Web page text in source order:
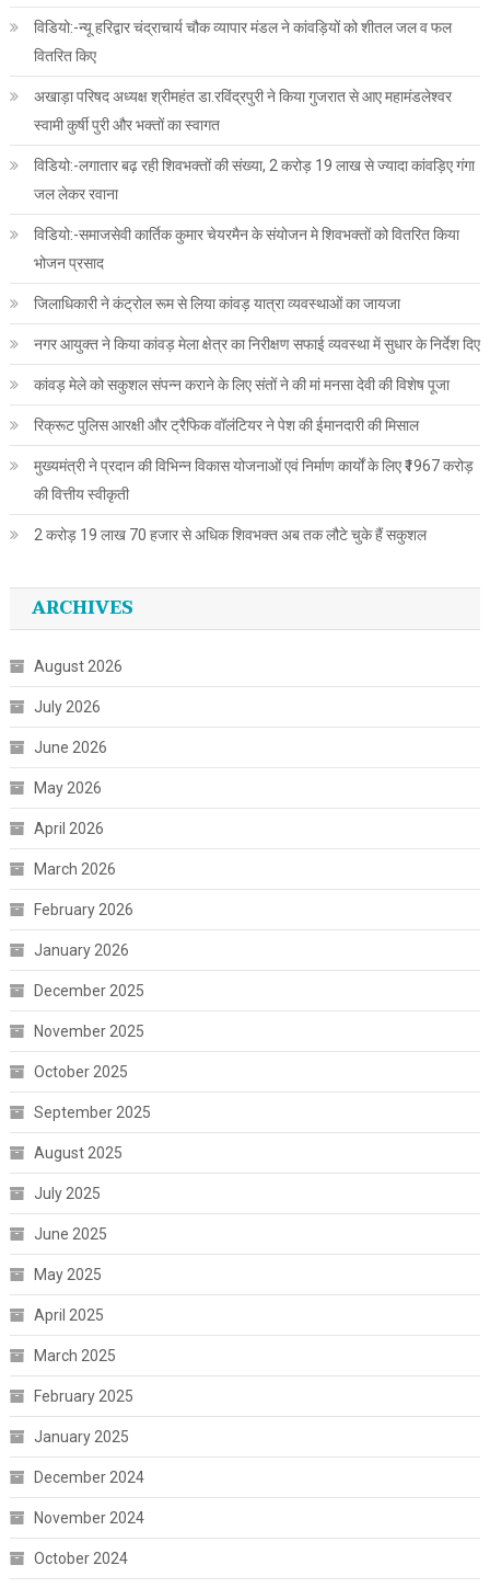
विडियो:-न्यू हरिद्वार चंद्राचार्य चौक व्यापार मंडल ने कांवड़ियों को शीतल जल व फल
वितरित किए
अखाड़ा परिषद अध्यक्ष श्रीमहंत डा.रविंद्रपुरी ने किया गुजरात से आए महामंडलेश्वर
स्वामी कुर्षी पुरी और भक्तों का स्वागत
विडियो:-लगातार बढ़ रही शिवभक्तों की संख्या, 2 करोड़ 19 लाख से ज्यादा कांवड़िए गंगा
जल लेकर रवाना
विडियो:-समाजसेवी कार्तिक कुमार चेयरमैन के संयोजन मे शिवभक्तों को वितरित किया
भोजन प्रसाद
जिलाधिकारी ने कंट्रोल रूम से लिया कांवड़ यात्रा व्यवस्थाओं का जायजा
नगर आयुक्त ने किया कांवड़ मेला क्षेत्र का निरीक्षण सफाई व्यवस्था में सुधार के निर्देश दिए
कांवड़ मेले को सकुशल संपन्न कराने के लिए संतों ने की मां मनसा देवी की विशेष पूजा
रिक्रूट पुलिस आरक्षी और ट्रैफिक वॉलंटियर ने पेश की ईमानदारी की मिसाल
मुख्यमंत्री ने प्रदान की विभिन्न विकास योजनाओं एवं निर्माण कार्यों के लिए ₹1967 करोड़
की वित्तीय स्वीकृती
2 करोड़ 19 लाख 70 हजार से अधिक शिवभक्त अब तक लौटे चुके हैं सकुशल
ARCHIVES
August 2026
July 2026
June 2026
May 2026
April 2026
March 2026
February 2026
January 2026
December 2025
November 2025
October 2025
September 2025
August 2025
July 2025
June 2025
May 2025
April 2025
March 2025
February 2025
January 2025
December 2024
November 2024
October 2024